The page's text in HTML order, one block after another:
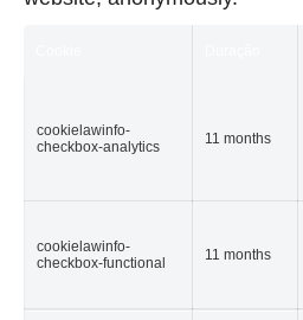
cookielawinfo-
checkbox-analytics
11 months
cookielawinfo-
checkbox-functional
11 months